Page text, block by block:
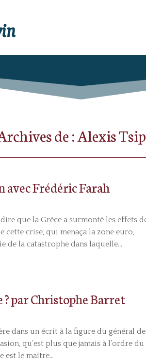
de : Alexis
avec Frédéric Farah
que la Grèce a surmonté les effets
cette crise, qui menaça la zone euro,
de la catastrophe dans laquelle...
? par Christophe Barret
dans un écrit à la figure du général de
qu’est plus que jamais à l’ordre du
est le maître...